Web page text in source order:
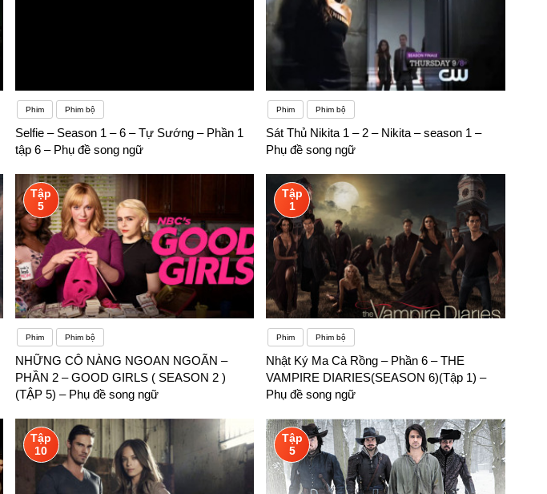
Phim Phim bộ
Selfie – Season 1 – 6 – Tự Sướng – Phần 1
tập 6 – Phụ đề song ngữ
Phim Phim bộ
Sát Thủ Nikita 1 – 2 – Nikita – season 1 –
Phụ đề song ngữ
Tập
5
Phim Phim bộ
NHỮNG CÔ NÀNG NGOAN NGOÃN –
PHẦN 2 – GOOD GIRLS ( SEASON 2 )
(TẬP 5) – Phụ đề song ngữ
Tập
1
Phim Phim bộ
Nhật Ký Ma Cà Rồng – Phần 6 – THE
VAMPIRE DIARIES(SEASON 6)(Tập 1) –
Phụ đề song ngữ
Tập
10
Tập
5